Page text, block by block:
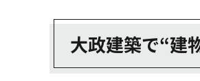
大政建築で“建